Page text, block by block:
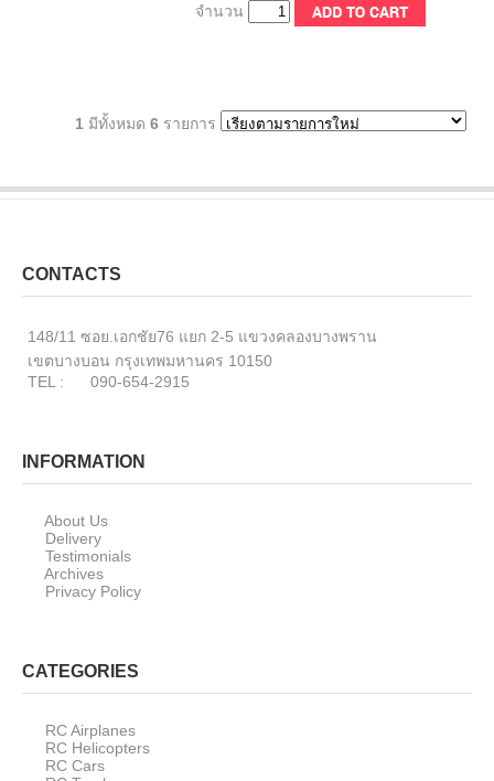
จำนวน
1 มีทั้งหมด 6 รายการ
CONTACTS
148/11 ซอย.เอกชัย76 แยก 2-5 แขวงคลองบางพราน
เขตบางบอน กรุงเทพมหานคร 10150
TEL : 090-654-2915
INFORMATION
About Us
Delivery
Testimonials
Archives
Privacy Policy
CATEGORIES
RC Airplanes
RC Helicopters
RC Cars